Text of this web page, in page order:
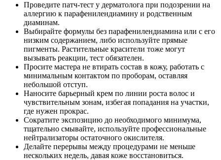
Проведите патч‑тест у дерматолога при подозрении на
аллергию к парафенилендиамину и родственным
диаминам.
Выбирайте формулы без парафенилендиамина или с его
низким содержанием, либо используйте прямые
пигменты. Растительные красители тоже могут
вызывать реакции, тест обязателен.
Просите мастера не втирать состав в кожу, работать с
минимальным контактом по проборам, оставляя
небольшой отступ.
Наносите барьерный крем по линии роста волос и
чувствительным зонам, избегая попадания на участки,
где нужен прокрас.
Сократите экспозицию до необходимого минимума,
тщательно смывайте, используйте профессиональные
нейтрализаторы остаточного окислителя.
Делайте перерывы между процедурами не меньше
нескольких недель, давая коже восстановиться.